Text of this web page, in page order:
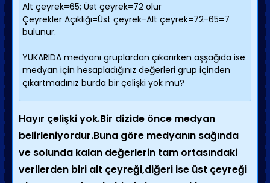
Alt çeyrek=65; Üst çeyrek=72 olur
Çeyrekler Açıklığı=Üst çeyrek-Alt çeyrek=72-65=7
bulunur.
YUKARIDA medyanı gruplardan çıkarırken aşşağıda ise
medyan için hesapladığınız değerleri grup içinden
çıkartmadınız burda bir çelişki yok mu?
Hayır çelişki yok.Bir dizide önce medyan
belirleniyordur.Buna göre medyanın sağında
ve solunda kalan değerlerin tam ortasındaki
verilerden biri alt çeyreği,diğeri ise üst çeyreği